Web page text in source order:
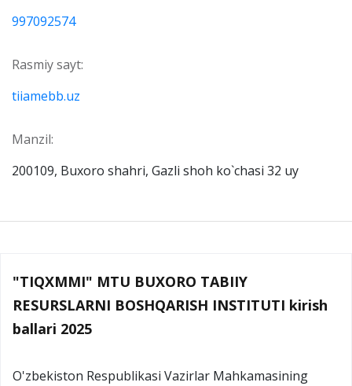
997092574
Rasmiy sayt:
tiiamebb.uz
Manzil:
200109, Buxoro shahri, Gazli shoh ko`chasi 32 uy
"TIQXMMI" MTU BUXORO TABIIY
RESURSLARNI BOSHQARISH INSTITUTI kirish
ballari 2025
O'zbekiston Respublikasi Vazirlar Mahkamasining